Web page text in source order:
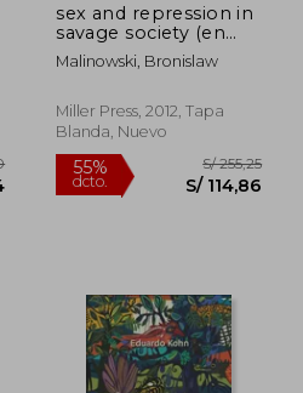
sex and repression in
savage society (en
Inglés)
Malinowski, Bronislaw
Miller Press, 2012, Tapa
Blanda, Nuevo